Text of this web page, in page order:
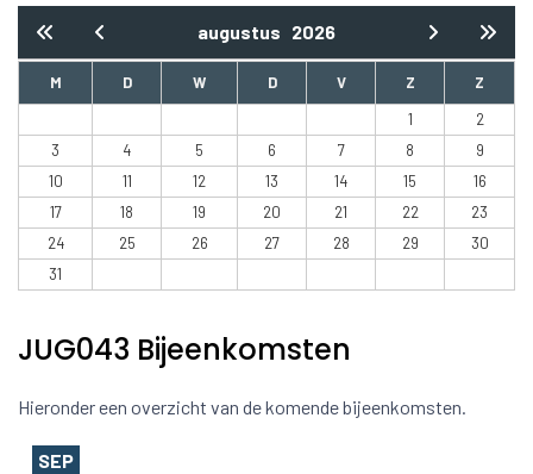
augustus 2026
M D W D V Z
Z
1
2
3
4 5 6 7 8
9
10
11 12 13 14 15
16
17
18 19 20 21 22
23
24
25 26 27 28 29
30
31
JUG043 Bijeenkomsten
Hieronder een overzicht van de komende bijeenkomsten.
SEP